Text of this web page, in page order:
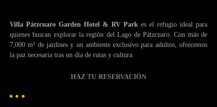
Villa Pátzcuaro Garden Hotel & RV Park es el refugio ideal para
quienes buscan explorar la región del Lago de Pátzcuaro. Con más de
7,000 m² de jardines y un ambiente exclusivo para adultos, ofrecemos
la paz necesaria tras un día de rutas y cultura.
HAZ TU RESERVACIÓN